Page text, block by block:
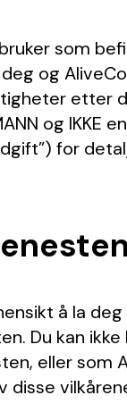
som
og AliveCor
etter
og
for
å la
Du kan
eller som
disse